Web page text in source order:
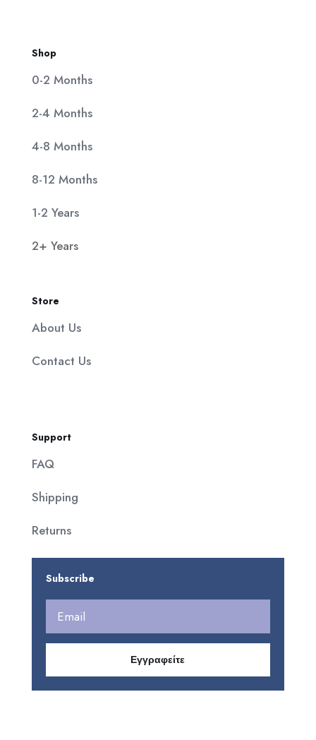
Shop
0-2 Months
2-4 Months
4-8 Months
8-12 Months
1-2 Years
2+ Years
Store
About Us
Contact Us
Support
FAQ
Shipping
Returns
Subscribe
Εγγραφείτε